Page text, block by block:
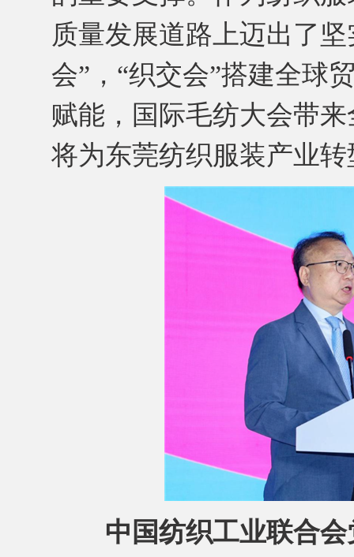
质量发展道路上迈出了
会”，“织交会”搭建全球
赋能，国际毛纺大会带
将为东莞纺织服装产业
中国纺织工业联合